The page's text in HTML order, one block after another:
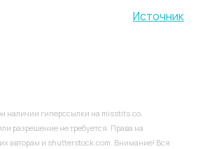
Источник
наличии гиперссылки на misstits.co.
разрешение не требуется. Права на
авторам и shutterstock.com. Внимание! Вся